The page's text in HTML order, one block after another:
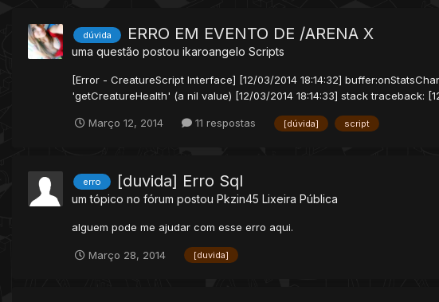
dúvida ERRO EM EVENTO DE /ARENA X
uma questão postou ikaroangelo Scripts
[Error - CreatureScript Interface] [12/03/2014 18:14:32]
'getCreatureHealth' (a nil value) [12/03/2014 18:14:33] stack traceback:
Março 12, 2014 11 respostas [dúvida] script
erro [duvida] Erro Sql
um tópico no fórum postou Pkzin45 Lixeira Pública
alguem pode me ajudar com esse erro aqui.
Março 28, 2014 [duvida]